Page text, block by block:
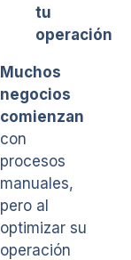
tu
operación
Muchos
negocios
comienzan
con
procesos
manuales,
pero al
optimizar su
operación